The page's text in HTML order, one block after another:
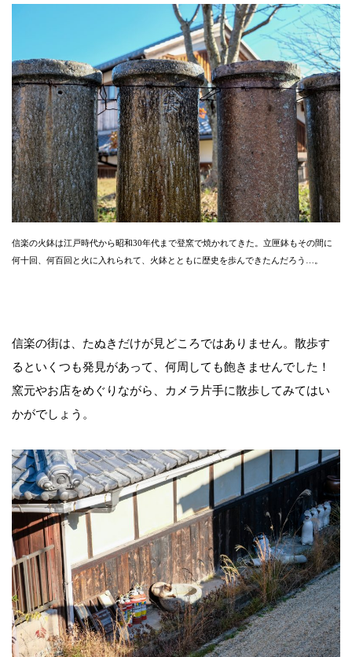
信楽の火鉢は江戸時代から昭和30年代まで登窯で焼かれてきた。立匣鉢もその間に
何十回、何百回と火に入れられて、火鉢とともに歴史を歩んできたんだろう…。
信楽の街は、たぬきだけが見どころではありません。散歩す
るといくつも発見があって、何周しても飽きませんでした！
窯元やお店をめぐりながら、カメラ片手に散歩してみてはい
かがでしょう。